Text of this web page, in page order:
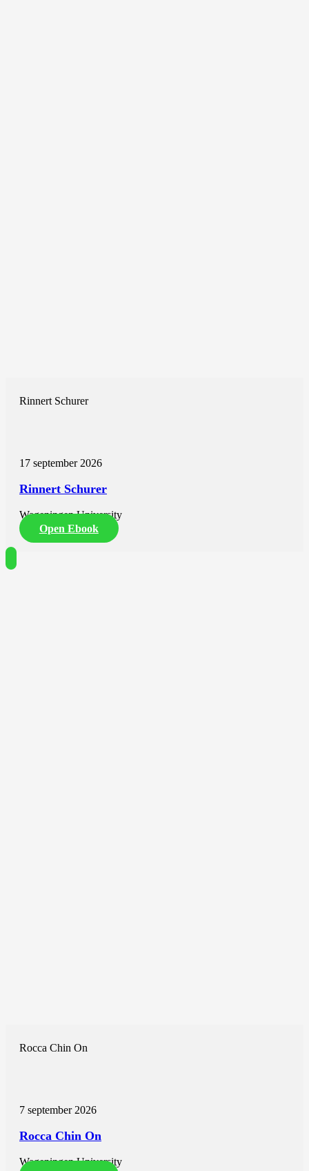
Rinnert Schurer
17 september 2026
Rinnert Schurer
Wageningen University
Open Ebook
Rocca Chin On
7 september 2026
Rocca Chin On
Wageningen University